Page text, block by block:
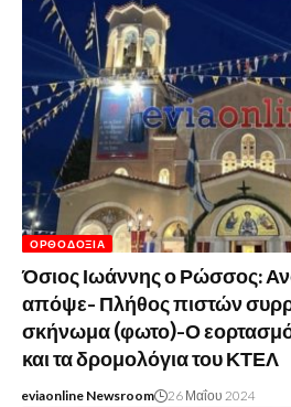
ΟΡΘΟΔΟΞΊΑ
Όσιος Ιωάννης ο Ρώσσος:
απόψε- Πλήθος πιστών
σκήνωμα (φωτο)-Ο
και τα δρομολόγια του ΚΤΕΛ
eviaonline Newsroom 26 Μαΐου 2024